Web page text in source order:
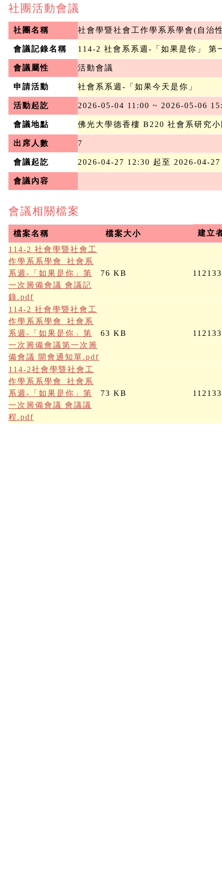
社團活動會議
社團名稱 社會學暨社會工作學系系學會(自治
會議記錄名稱 114-2 社會系系週-「如果是你」 第
會議屬性 活動會議
申請活動 社會系系週-「如果今天是你」
活動起訖 2026-05-04 11:00 ~ 2026-05-06
會議地點 佛光大學德香樓 B220 社會系研究
出席人數 7
會議起訖 2026-04-27 12:30 起至 2026-04-
會議內容
會議相關檔案
檔案名稱 檔案大小
建立
114-2 社會學暨社會工
作學系系學會_社會系
系週-「如果是你」第
一次籌備會議 會議記
錄.pdf
76 KB
114-2 社會學暨社會工
作學系系學會_社會系
系週-「如果是你」第
一次籌備會議第一次籌
備會議 開會通知單.pdf
63 KB
114-2社會學暨社會工
作學系系學會_社會系
系週-「如果是你」第
一次籌備會議 會議議
程.pdf
73 KB